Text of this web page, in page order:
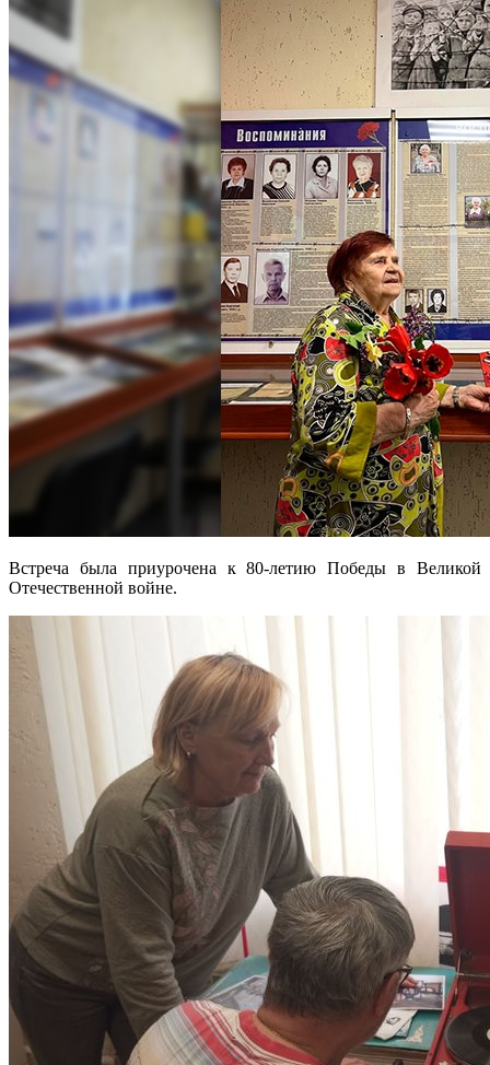
Встреча была приурочена к 80-летию Победы в Великой
Отечественной войне.